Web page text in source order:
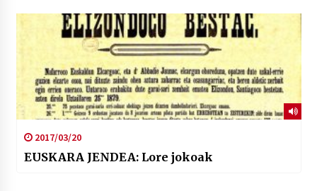
2017/03/20
EUSKARA JENDEA: Lore jokoak